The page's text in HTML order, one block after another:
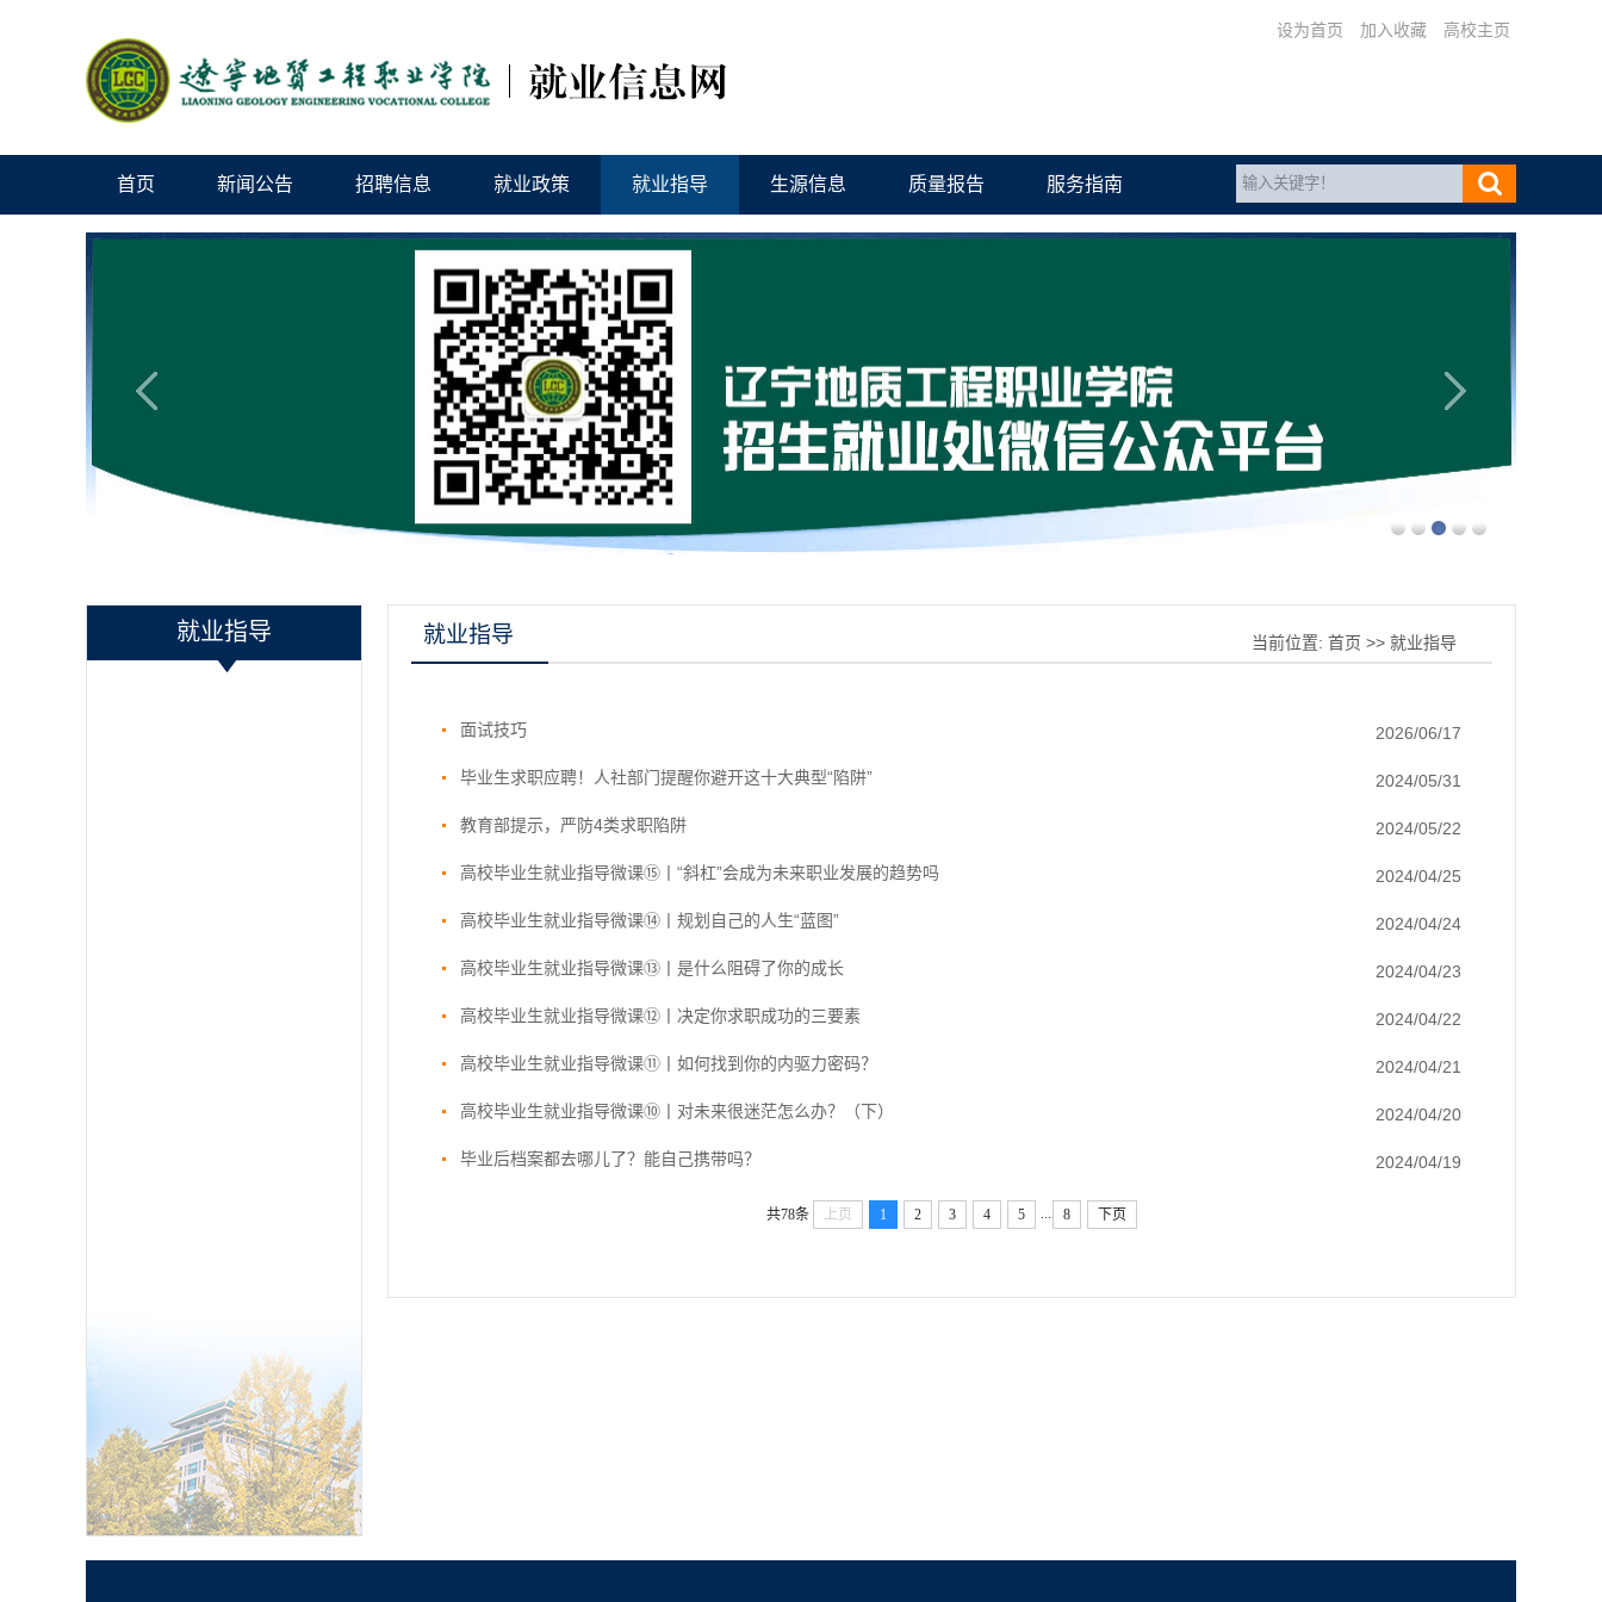
设为首页 加入收藏 高校主页
首页 新闻公告 招聘信息 就业政策 就业指导 生源信息 质量报告 服务指南
就业指导 就业指导 当前位置:首页 >>就业指导
面试技巧 2026/06/17
毕业生求职应聘！人社部门提醒你避开这十大典型“陷阱” 2024/05/31
教育部提示，严防4类求职陷阱 2024/05/22
高校毕业生就业指导微课⑮丨“斜杠”会成为未来职业发展的趋势吗 2024/04/25
高校毕业生就业指导微课⑭丨规划自己的人生“蓝图” 2024/04/24
高校毕业生就业指导微课⑬丨是什么阻碍了你的成长 2024/04/23
高校毕业生就业指导微课⑫丨决定你求职成功的三要素 2024/04/22
高校毕业生就业指导微课⑪丨如何找到你的内驱力密码？ 2024/04/21
高校毕业生就业指导微课⑩丨对未来很迷茫怎么办？（下） 2024/04/20
毕业后档案都去哪儿了？能自己携带吗？ 2024/04/19
共78条 上页 1 2 3 4 5 8 下页